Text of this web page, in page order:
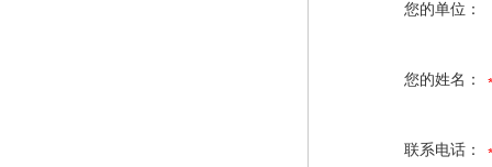
您的单位：
您的姓名：
联系电话：